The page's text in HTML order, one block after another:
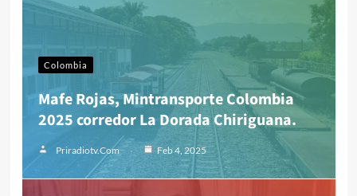
Colombia
Mafe Rojas, Mintransporte Colombia
2025 corredor La Dorada Chiriguana.
Priradiotv.com Feb 4, 2025